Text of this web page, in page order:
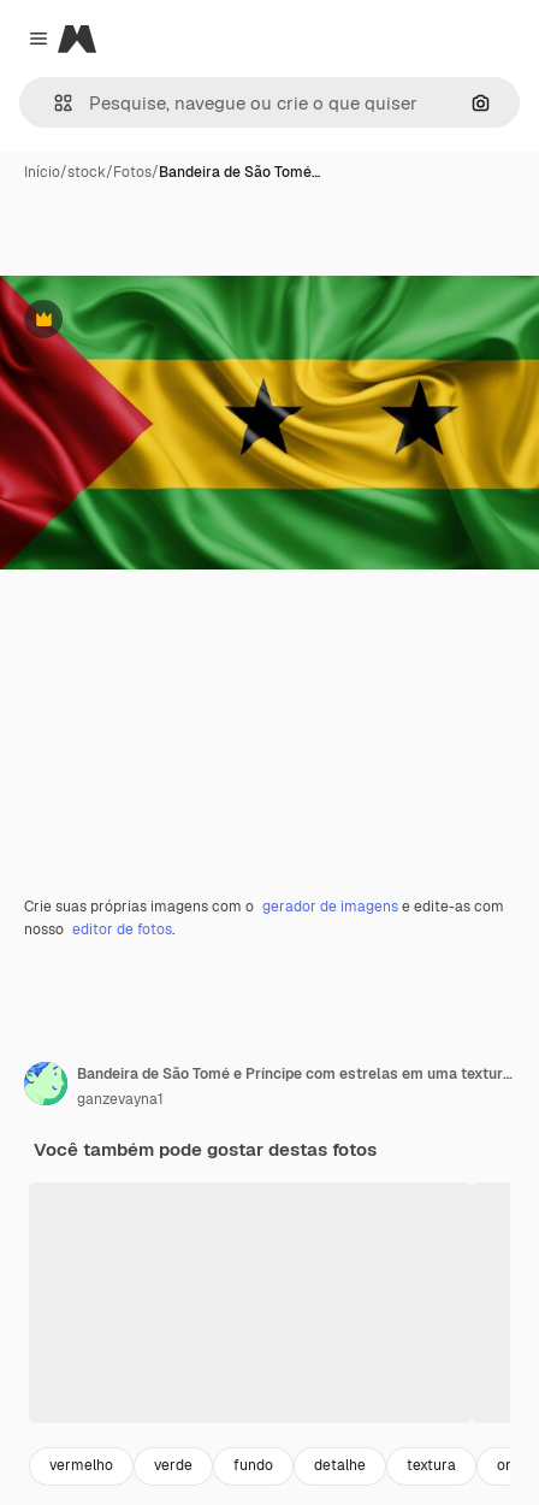
Close menu
Magnific
Início/stock/Fotos/Bandeira de São Tomé…
Premium
Crie suas próprias imagens com o gerador de imagense edite-as com
nosso editor de fotos.
Bandeira de São Tomé e Príncipe com estrelas em uma textura de tecido ondulado
ganzevayna1
Você também pode gostar destas fotos
vermelho verde fundo detalhe textura onda